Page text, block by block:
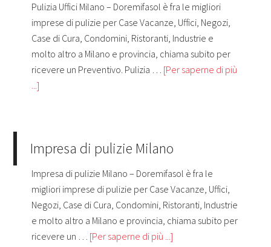
Pulizia Uffici Milano – Doremifasol è fra le migliori
imprese di pulizie per Case Vacanze, Uffici, Negozi,
Case di Cura, Condomini, Ristoranti, Industrie e
molto altro a Milano e provincia, chiama subito per
ricevere un Preventivo. Pulizia … [Per saperne di più
...]
Impresa di pulizie Milano
Impresa di pulizie Milano – Doremifasol è fra le
migliori imprese di pulizie per Case Vacanze, Uffici,
Negozi, Case di Cura, Condomini, Ristoranti, Industrie
e molto altro a Milano e provincia, chiama subito per
ricevere un … [Per saperne di più ...]